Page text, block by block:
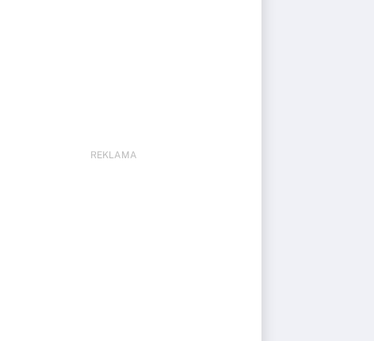
REKLAMA